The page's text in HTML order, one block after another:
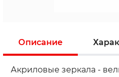
Описание
Акриловые зеркала -